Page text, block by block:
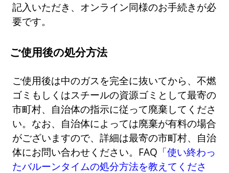
記入いただき、オンライン同様のお手続きが必
要です。
ご使用後の処分方法
ご使用後は中のガスを完全に抜いてから、不燃
ゴミもしくはスチールの資源ゴミとして最寄の
市町村、自治体の指示に従って廃棄してくださ
い。なお、自治体によっては廃棄が有料の場合
がございますので、詳細は最寄の市町村、自治
体にお問い合わせください。FAQ「使い終わっ
たバルーンタイムの処分方法を教えてくださ